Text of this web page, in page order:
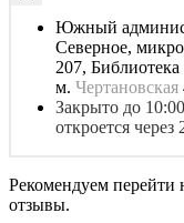
Южный
Северное,
207, Библиотека
м. Чертановская
Закрыто до 10:00
откроется
Рекомендуем перейти
отзывы.